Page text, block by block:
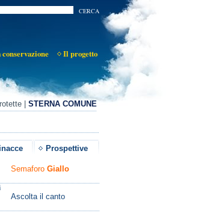
Il progetto
STERNA COMUNE
Prospettive
Semaforo Giallo
Ascolta il canto